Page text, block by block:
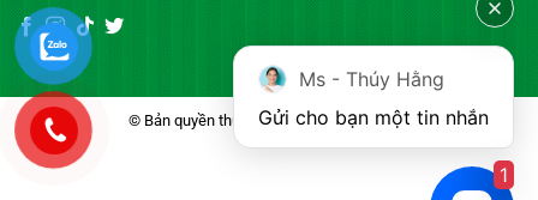
© Bản quyền thuộc về DienhoaXANH.com
Ms - Thúy Hằng
Gửi cho bạn một tin nhắn
1